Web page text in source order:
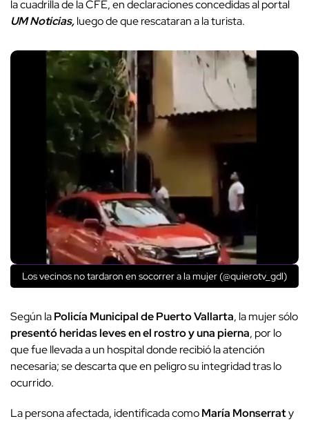
la cuadrilla de la CFE, en declaraciones concedidas al portal
UM Noticias,luego de que rescataran a la turista.
Los vecinos no tardaron en socorrer a la mujer (@quierotv_gdl)
Según laPolicía Municipal de Puerto Vallarta, la mujer sólo
presentó heridas leves en el rostro y una pierna, por lo
que fue llevada a un hospital donde recibió la atención
necesaria; se descarta que en peligro su integridad tras lo
ocurrido.
La persona afectada, identificada comoMaría Monserraty